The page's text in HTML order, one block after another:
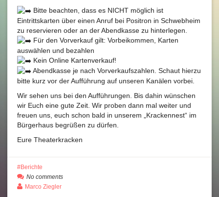
Bitte beachten, dass es NICHT möglich ist
Eintrittskarten über einen Anruf bei Positron in Schwebheim
zu reservieren oder an der Abendkasse zu hinterlegen.
Für den Vorverkauf gilt: Vorbeikommen, Karten
auswählen und bezahlen
Kein Online Kartenverkauf!
Abendkasse je nach Vorverkaufszahlen. Schaut hierzu
bitte kurz vor der Aufführung auf unseren Kanälen vorbei.
Wir sehen uns bei den Aufführungen. Bis dahin wünschen
wir Euch eine gute Zeit. Wir proben dann mal weiter und
freuen uns, euch schon bald in unserem „Krackennest“ im
Bürgerhaus begrüßen zu dürfen.
Eure Theaterkracken
Berichte
No comments
Marco Ziegler